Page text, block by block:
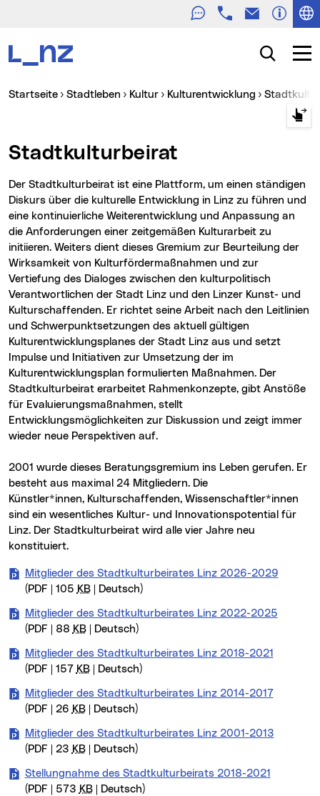
TelefonE-Mail
Suche
Sie sind hier:
Startseite Stadtleben Kultur Kulturentwicklung
Stadtkulturbeirat
Der Stadtkulturbeirat ist eine Plattform, um einen ständigen
Diskurs über die kulturelle Entwicklung in Linz zu führen und
eine kontinuierliche Weiterentwicklung und Anpassung an
die Anforderungen einer zeitgemäßen Kulturarbeit zu
initiieren. Weiters dient dieses Gremium zur Beurteilung der
Wirksamkeit von Kulturfördermaßnahmen und zur
Vertiefung des Dialoges zwischen den kulturpolitisch
Verantwortlichen der Stadt Linz und den Linzer Kunst- und
Kulturschaffenden. Er richtet seine Arbeit nach den Leitlinien
und Schwerpunktsetzungen des aktuell gültigen
Kulturentwicklungsplanes der Stadt Linz aus und setzt
Impulse und Initiativen zur Umsetzung der im
Kulturentwicklungsplan formulierten Maßnahmen. Der
Stadtkulturbeirat erarbeitet Rahmenkonzepte, gibt Anstöße
für Evaluierungsmaßnahmen, stellt
Entwicklungsmöglichkeiten zur Diskussion und zeigt immer
wieder neue Perspektiven auf.
2001 wurde dieses Beratungsgremium ins Leben gerufen. Er
besteht aus maximal 24 Mitgliedern. Die
Künstler*innen, Kulturschaffenden, Wissenschaftler*innen
sind ein wesentliches Kultur- und Innovationspotential für
Linz. Der Stadtkulturbeirat wird alle vier Jahre neu
konstituiert.
Mitglieder des Stadtkulturbeirates Linz 2026-2029
(PDF | 105 KB| Deutsch)
Mitglieder des Stadtkulturbeirates Linz 2022-2025
(PDF | 88 KB| Deutsch)
Mitglieder des Stadtkulturbeirates Linz 2018-2021
(PDF | 157 KB| Deutsch)
Mitglieder des Stadtkulturbeirates Linz 2014-2017
(PDF | 26 KB| Deutsch)
Mitglieder des Stadtkulturbeirates Linz 2001-2013
(PDF | 23 KB| Deutsch)
Stellungnahme des Stadtkulturbeirats 2018-2021
(PDF | 573 KB| Deutsch)